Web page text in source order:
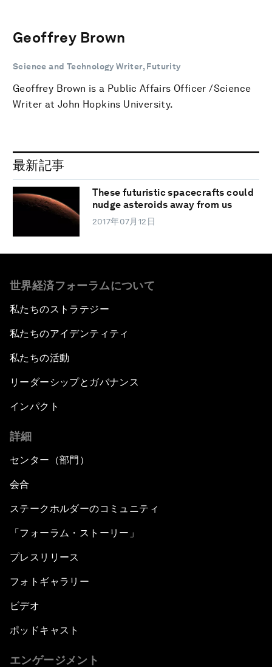
Geoffrey Brown
Science and Technology Writer, Futurity
Geoffrey Brown is a Public Affairs Officer /Science
Writer at John Hopkins University.
最新記事
These futuristic spacecrafts could
nudge asteroids away from us
2017年07月12日
世界経済フォーラムについて
私たちのストラテジー
私たちのアイデンティティ
私たちの活動
リーダーシップとガバナンス
インパクト
詳細
センター（部門）
会合
ステークホルダーのコミュニティ
「フォーラム・ストーリー」
プレスリリース
フォトギャラリー
ビデオ
ポッドキャスト
エンゲージメント